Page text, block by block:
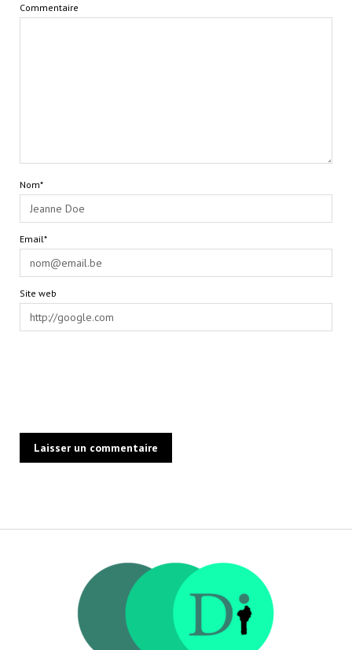
Commentaire
Nom*
Email*
Site web